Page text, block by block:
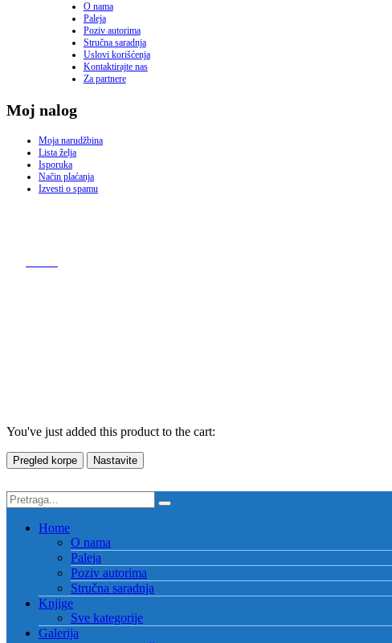
O nama
Paleja
Poziv autorima
Stručna saradnja
Uslovi korišćenja
Kontaktirajte nas
Za partnere
Moj nalog
Moja narudžbina
Lista želja
Isporuka
Način plaćanja
Izvesti o spamu
You've just added this product to the cart:
Pregled korpe Nastavite
Home
O nama
Paleja
Poziv autorima
Stručna saradnja
Knjige
Sve kategorije
Galerija